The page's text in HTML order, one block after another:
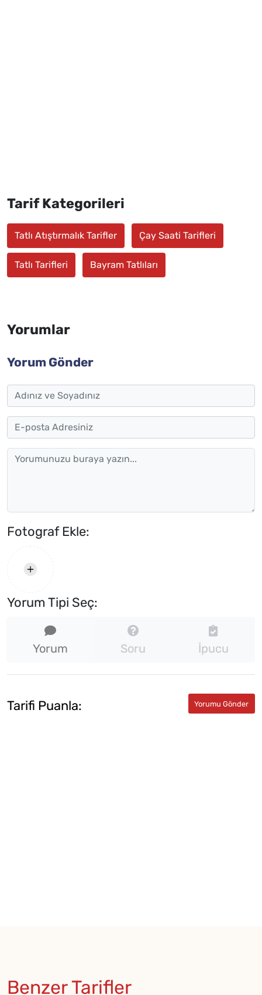
Tarif Kategorileri
Tatlı Atıştırmalık Tarifler Çay Saati Tarifleri
Tatlı Tarifleri Bayram Tatlıları
Yorumlar
Yorum Gönder
Fotograf Ekle:
Yorum Tipi Seç:
Yorum Soru İpucu
Tarifi Puanla:
Benzer Tarifler